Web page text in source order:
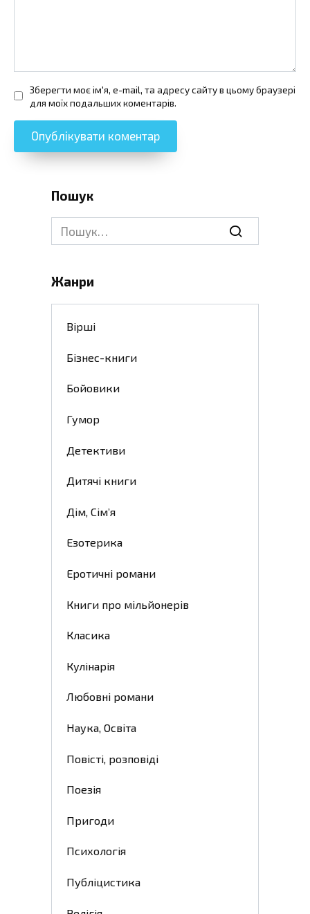
Зберегти моє ім'я, e-mail, та адресу сайту в цьому браузері
для моїх подальших коментарів.
Пошук
Search
for:
Жанри
Вірші
Бізнес-книги
Бойовики
Гумор
Детективи
Дитячі книги
Дім, Сім’я
Езотерика
Еротичні романи
Книги про мільйонерів
Класика
Кулінарія
Любовні романи
Наука, Освіта
Повісті, розповіді
Поезія
Пригоди
Психологія
Публіцистика